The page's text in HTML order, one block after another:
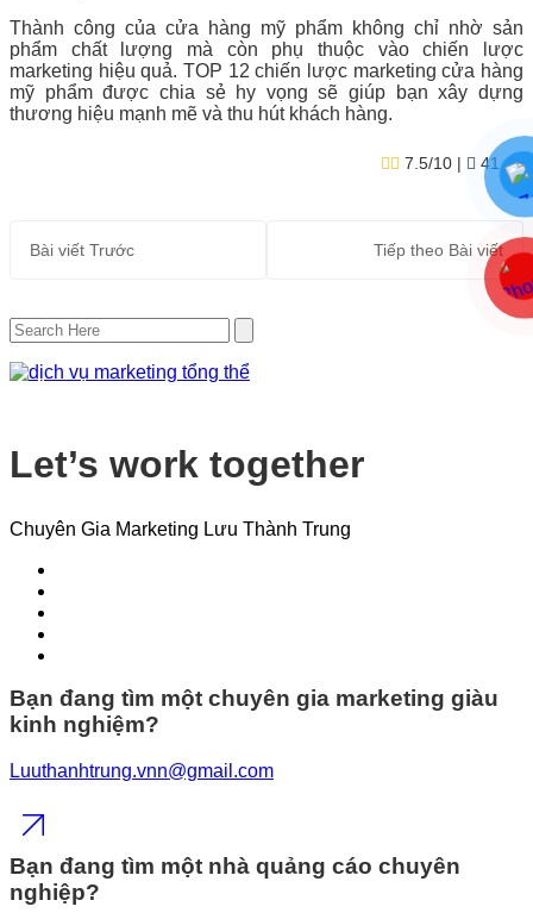
Thành công của cửa hàng mỹ phẩm không chỉ nhờ sản
phẩm chất lượng mà còn phụ thuộc vào chiến lược
marketing hiệu quả. TOP 12 chiến lược marketing cửa hàng
mỹ phẩm được chia sẻ hy vọng sẽ giúp bạn xây dựng
thương hiệu mạnh mẽ và thu hút khách hàng.
7.5/10 | ★ 41
Bài viết Trước Tiếp theo Bài viết
Let’s work together
Chuyên Gia Marketing Lưu Thành Trung
Bạn đang tìm một chuyên gia marketing giàu
kinh nghiệm?
Luuthanhtrung.vnn@gmail.com
Bạn đang tìm một nhà quảng cáo chuyên
nghiệp?